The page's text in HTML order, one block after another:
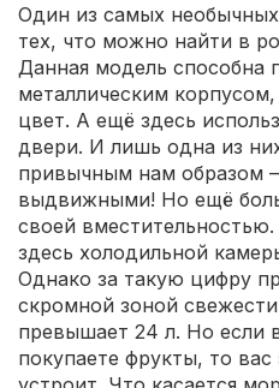
Один из самых
тех, что можно найти в
Данная модель способна
металлическим
цвет. А ещё здесь
двери. И лишь одна из
привычным нам образом
выдвижными! Но ещё
своей
здесь холодильной
Однако за такую цифру
скромной зоной
превышает 24 л. Но если
покупаете фрукты, то